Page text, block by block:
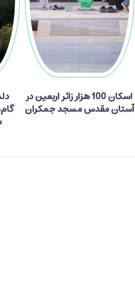
اسکان 100 هزار زائر اربعین در
آستان مقدس مسجد جمکران